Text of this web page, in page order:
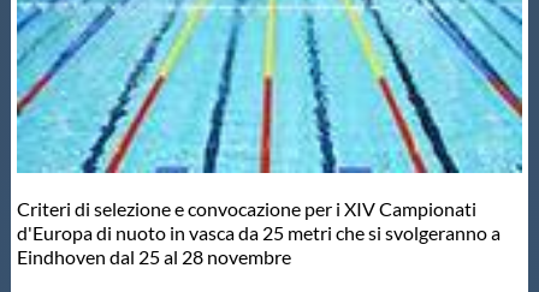
Scuole Nuoto
Propaganda
Centri Federali
Criteri di selezione e convocazione per i XIV Campionati
d'Europa di nuoto in vasca da 25 metri che si svolgeranno a
Eindhoven dal 25 al 28 novembre